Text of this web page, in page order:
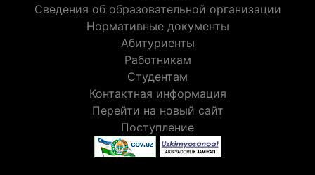
Сведения об образовательной организации
Нормативные документы
Абитуриенты
Работникам
Студентам
Контактная информация
Перейти на новый сайт
Поступление